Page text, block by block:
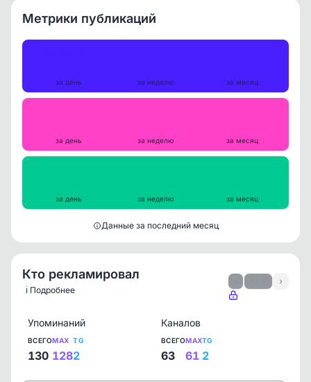
Метрики публикаций
за день за неделю за месяц
за день за неделю за месяц
за день за неделю за месяц
Данные за последний месяц
Кто рекламировал
ℹ️ Подробнее
›
Упоминаний
ВСЕГО
130
MAX
128
TG
2
Каналов
ВСЕГО
63
MAX
61
TG
2